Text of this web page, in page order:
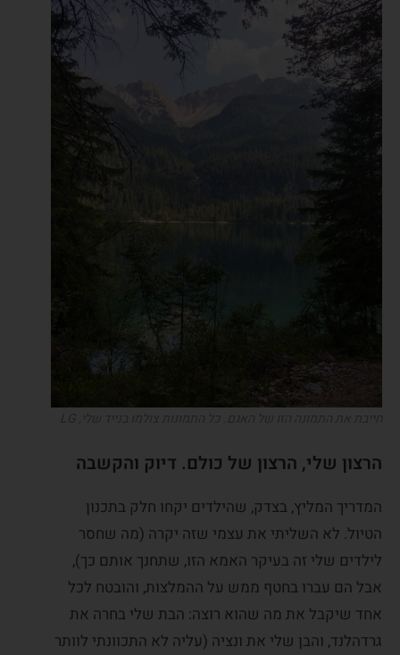
הרצון שלי, הרצון של כולם. דיוק והקשבה
המדריך המליץ, בצדק, שהילדים יקחו חלק בתכנון
הטיול. לא השליתי את עצמי שזה יקרה (מה שחסר
לילדים שלי זה בעיקר האמא הזו, שתחנך אותם כך),
אבל הם עברו בחטף ממש על ההמלצות, והובטח לכל
אחד שיקבל את מה שהוא רוצה: הבת שלי בחרה את
גרדהלנד, והבן שלי את ונציה (עליה לא התכוונתי לוותר